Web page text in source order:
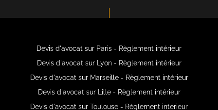
Devis d'avocat sur Paris - Règlement intérieur
Devis d'avocat sur Lyon - Règlement intérieur
Devis d'avocat sur Marseille - Règlement intérieur
Devis d'avocat sur Lille - Règlement intérieur
Devis d'avocat sur Toulouse - Règlement intérieur